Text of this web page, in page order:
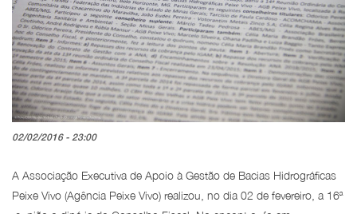
02/02/2016 - 23:00
A Associação Executiva de Apoio à Gestão de Bacias Hidrográficas
Peixe Vivo (Agência Peixe Vivo) realizou, no dia 02 de fevereiro, a 16ª